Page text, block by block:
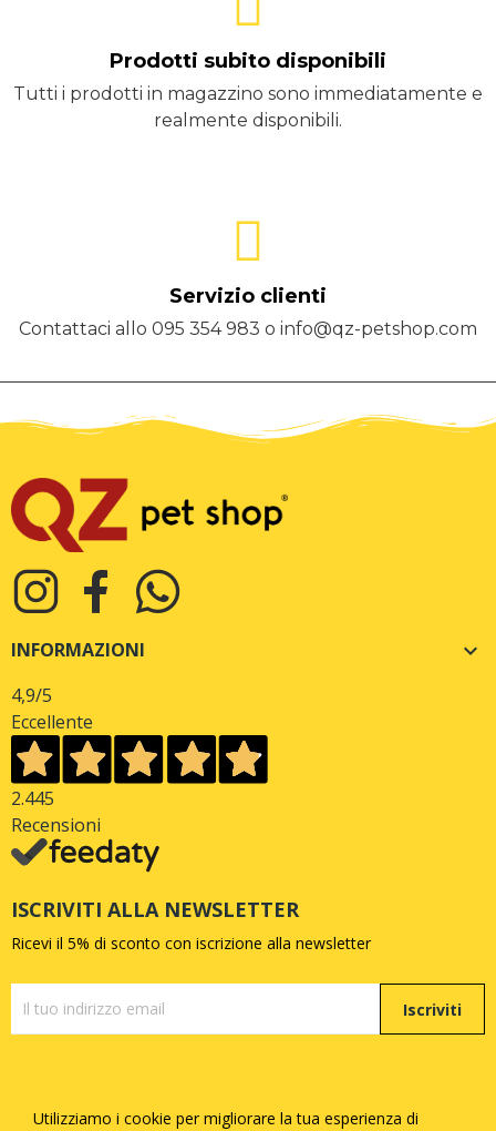
Prodotti subito disponibili
Tutti i prodotti in magazzino sono immediatamente e
realmente disponibili.
Servizio clienti
Contattaci allo 095 354 983 o info@qz-petshop.com
INFORMAZIONI 
4,9/5
Eccellente
2.445
Recensioni
ISCRIVITI ALLA NEWSLETTER
Ricevi il 5% di sconto con iscrizione alla newsletter
Iscriviti
Utilizziamo i cookie per migliorare la tua esperienza di